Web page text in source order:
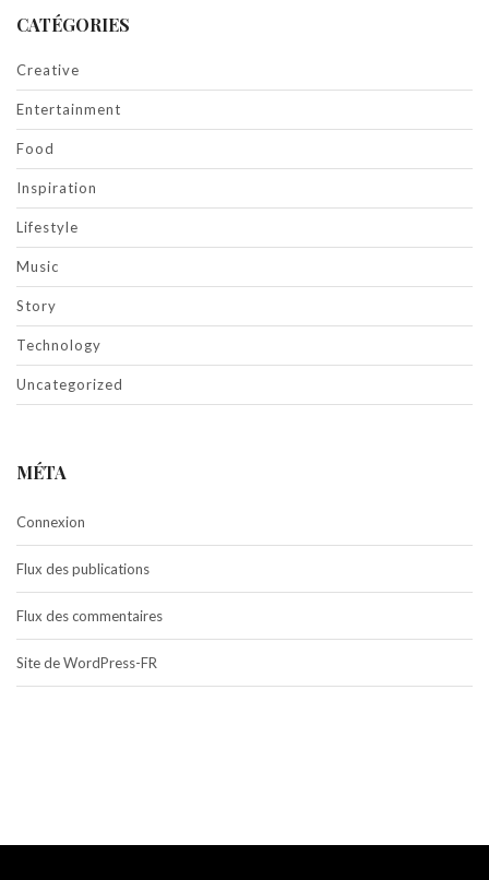
CATÉGORIES
Creative
Entertainment
Food
Inspiration
Lifestyle
Music
Story
Technology
Uncategorized
MÉTA
Connexion
Flux des publications
Flux des commentaires
Site de WordPress-FR